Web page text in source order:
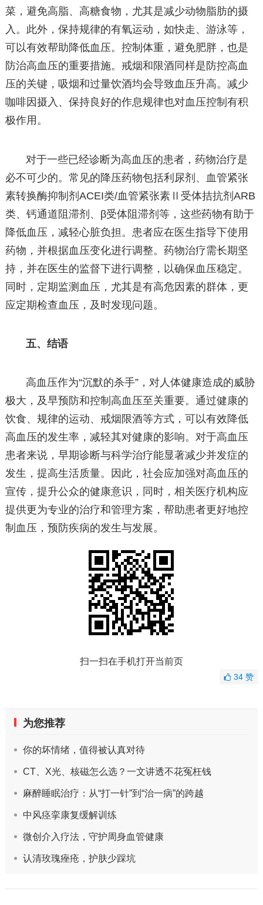
菜，避免高脂、高糖食物，尤其是减少动物脂肪的摄
入。此外，保持规律的有氧运动，如快走、游泳等，
可以有效帮助降低血压。控制体重，避免肥胖，也是
防治高血压的重要措施。戒烟和限酒同样是防控高血
压的关键，吸烟和过量饮酒均会导致血压升高。减少
咖啡因摄入、保持良好的作息规律也对血压控制有积
极作用。
对于一些已经诊断为高血压的患者，药物治疗是
必不可少的。常见的降压药物包括利尿剂、血管紧张
素转换酶抑制剂ACEI类/血管紧张素Ⅱ受体拮抗剂ARB
类、钙通道阻滞剂、β受体阻滞剂等，这些药物有助于
降低血压，减轻心脏负担。患者应在医生指导下使用
药物，并根据血压变化进行调整。药物治疗需长期坚
持，并在医生的监督下进行调整，以确保血压稳定。
同时，定期监测血压，尤其是有高危因素的群体，更
应定期检查血压，及时发现问题。
五、结语
高血压作为“沉默的杀手”，对人体健康造成的威胁
极大，及早预防和控制高血压至关重要。通过健康的
饮食、规律的运动、戒烟限酒等方式，可以有效降低
高血压的发生率，减轻其对健康的影响。对于高血压
患者来说，早期诊断与科学治疗能显著减少并发症的
发生，提高生活质量。因此，社会应加强对高血压的
宣传，提升公众的健康意识，同时，相关医疗机构应
提供更为专业的治疗和管理方案，帮助患者更好地控
制血压，预防疾病的发生与发展。
扫一扫在手机打开当前页
34赞
为您推荐
你的坏情绪，值得被认真对待
CT、X光、核磁怎么选？一文讲透不花冤枉钱
麻醉睡眠治疗：从“打一针”到“治一病”的跨越
中风痉挛康复缓解训练
微创介入疗法，守护周身血管健康
认清玫瑰痤疮，护肤少踩坑